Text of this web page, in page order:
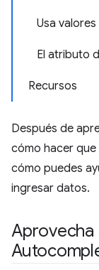
Usa
El atributo
Recursos
Después de
cómo hacer
cómo puedes
ingresar datos.
Aprovecha